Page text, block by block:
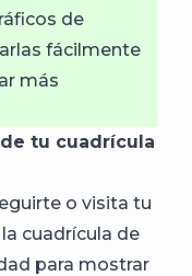
de
fácilmente
más
tu cuadrícula
o visita tu
cuadrícula de
para mostrar